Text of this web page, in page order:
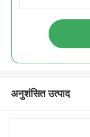
अनुशंसित उत्पाद